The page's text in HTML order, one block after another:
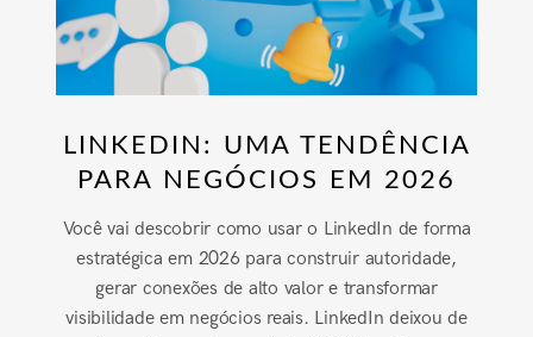
LINKEDIN: UMA TENDÊNCIA
PARA NEGÓCIOS EM 2026
Você vai descobrir como usar o LinkedIn de forma
estratégica em 2026 para construir autoridade,
gerar conexões de alto valor e transformar
visibilidade em negócios reais. LinkedIn deixou de